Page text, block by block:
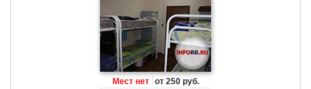
Мест нет от 250 руб.